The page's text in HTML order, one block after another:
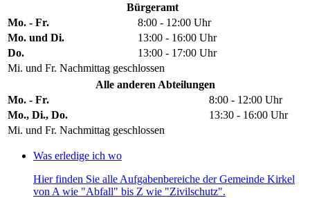
Bürgeramt
Mo. - Fr.
8:00 - 12:00 Uhr
Mo. und Di.
13:00 - 16:00 Uhr
Do.
13:00 - 17:00 Uhr
Mi. und Fr. Nachmittag geschlossen
Alle anderen Abteilungen
Mo. - Fr.
8:00 - 12:00 Uhr
Mo., Di., Do.
13:30 - 16:00 Uhr
Mi. und Fr. Nachmittag geschlossen
Was erledige ich wo
Hier finden Sie alle Aufgabenbereiche der Gemeinde Kirkel
von A wie "Abfall" bis Z wie "Zivilschutz".